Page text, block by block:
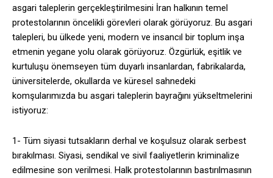
asgari taleplerin gerçekleştirilmesini İran halkının temel
protestolarının öncelikli görevleri olarak görüyoruz. Bu asgari
talepleri, bu ülkede yeni, modern ve insancıl bir toplum inşa
etmenin yegane yolu olarak görüyoruz. Özgürlük, eşitlik ve
kurtuluşu önemseyen tüm duyarlı insanlardan, fabrikalarda,
üniversitelerde, okullarda ve küresel sahnedeki
komşularımızda bu asgari taleplerin bayrağını yükseltmelerini
istiyoruz:
1- Tüm siyasi tutsakların derhal ve koşulsuz olarak serbest
bırakılması. Siyasi, sendikal ve sivil faaliyetlerin kriminalize
edilmesine son verilmesi. Halk protestolarının bastırılmasının